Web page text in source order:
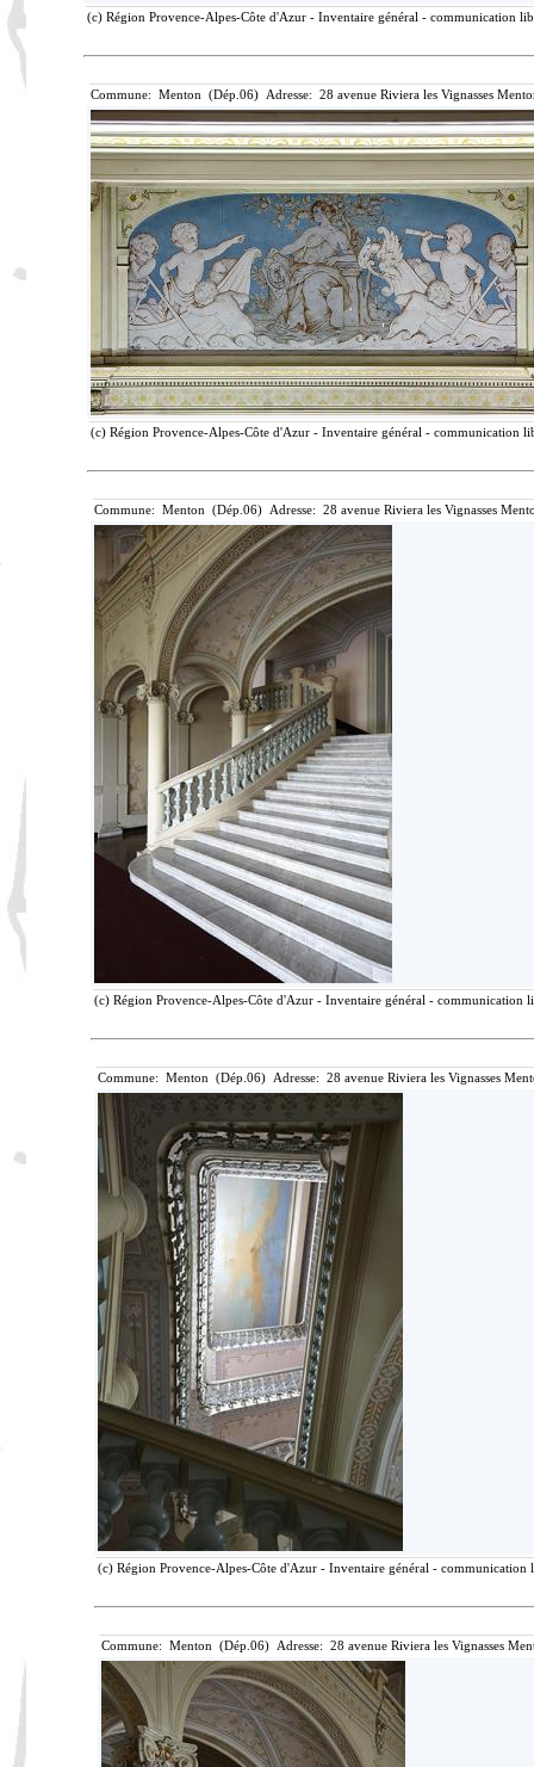
(c) Région Provence-Alpes-Côte d'Azur - Inventaire général - communication
Commune: Menton (Dép.06) Adresse: 28 avenue Riviera les Vignasses
(c) Région Provence-Alpes-Côte d'Azur - Inventaire général - communication
Commune: Menton (Dép.06) Adresse: 28 avenue Riviera les Vignasses
(c) Région Provence-Alpes-Côte d'Azur - Inventaire général - communication
Commune: Menton (Dép.06) Adresse: 28 avenue Riviera les Vignasses
(c) Région Provence-Alpes-Côte d'Azur - Inventaire général -
Commune: Menton (Dép.06) Adresse: 28 avenue Riviera les Vignasses